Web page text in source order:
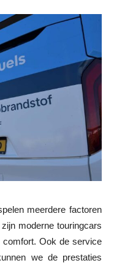
meerdere factoren
moderne touringcars
comfort. Ook de service
we de prestaties